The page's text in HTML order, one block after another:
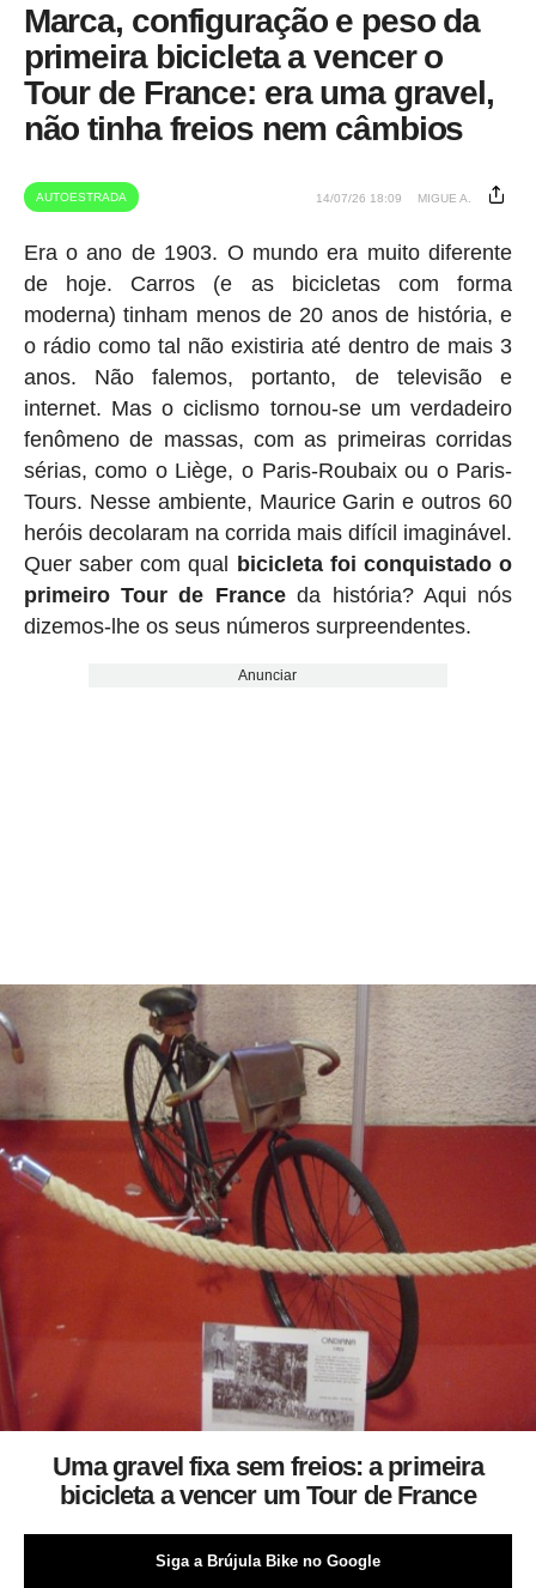
Marca, configuração e peso da
primeira bicicleta a vencer o
Tour de France: era uma gravel,
não tinha freios nem câmbios
AUTOESTRADA 14/07/26 18:09 MIGUE A.
Era o ano de 1903. O mundo era muito diferente
de hoje. Carros (e as bicicletas com forma
moderna) tinham menos de 20 anos de história, e
o rádio como tal não existiria até dentro de mais 3
anos. Não falemos, portanto, de televisão e
internet. Mas o ciclismo tornou-se um verdadeiro
fenômeno de massas, com as primeiras corridas
sérias, como o Liège, o Paris-Roubaix ou o Paris-
Tours. Nesse ambiente, Maurice Garin e outros 60
heróis decolaram na corrida mais difícil imaginável.
Quer saber com qual bicicleta foi conquistado o
primeiro Tour de Franceda história? Aqui nós
dizemos-lhe os seus números surpreendentes.
Anunciar
Uma gravel fixa sem freios: a primeira
bicicleta a vencer um Tour de France
Siga a Brújula Bike no Google